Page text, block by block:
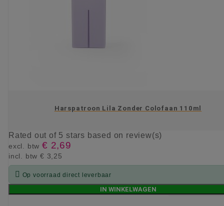
Harspatroon Lila Zonder Colofaan 110ml
Rated out of 5 stars based on review(s)
excl. btw € 2,69
incl. btw € 3,25
 Op voorraad direct leverbaar
IN WINKELWAGEN